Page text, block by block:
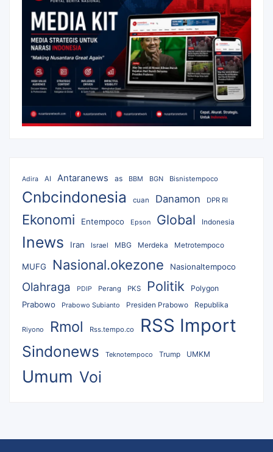
Adira AI Antaranews as BBM BGN Bisnistempoco
Cnbcindonesia cuan Danamon DPR RI
Ekonomi Entempoco Epson Global Indonesia
Inews Iran Israel MBG Merdeka Metrotempoco
MUFG Nasional.okezone Nasionaltempoco
Olahraga PDIP Perang PKS Politik Polygon
Prabowo Prabowo Subianto Presiden Prabowo Republika
Riyono Rmol Rss.tempo.co RSS Import
Sindonews Teknotempoco Trump UMKM
Umum Voi